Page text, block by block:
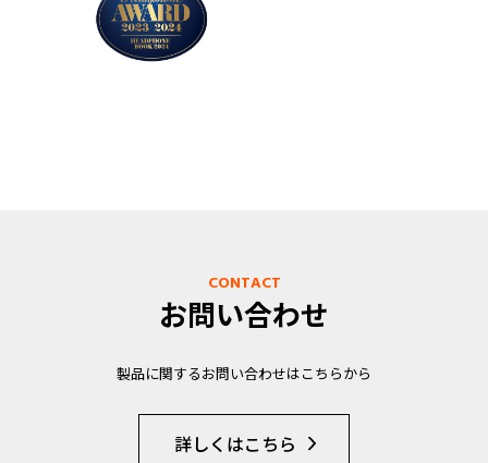
CONTACT
お問い合わせ
製品に関するお問い合わせはこちらから
詳しくはこちら